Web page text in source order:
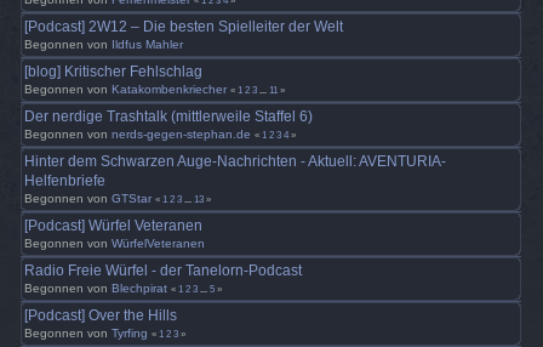
[Podcast] 2W12 – Die besten Spielleiter der Welt
Begonnen von Ildfus Mahler
[blog] Kritischer Fehlschlag
Begonnen vonKatakombenkriecher «1 2 3 ...11 »
Der nerdige Trashtalk (mittlerweile Staffel 6)
Begonnen vonnerds-gegen-stephan.de «1 2 3 4 »
Hinter dem Schwarzen Auge-Nachrichten - Aktuell: AVENTURIA-
Helfenbriefe
Begonnen vonGTStar «1 2 3 ...13 »
[Podcast] Würfel Veteranen
Begonnen vonWürfelVeteranen
Radio Freie Würfel - der Tanelorn-Podcast
Begonnen vonBlechpirat «1 2 3 ...5 »
[Podcast] Over the Hills
Begonnen vonTyrfing «1 2 3 »